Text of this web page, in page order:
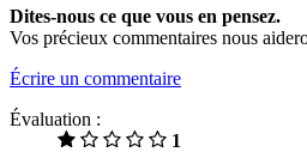
Dites-nous ce que vous en pensez.
Vos précieux commentaires nous
Écrire un commentaire
Évaluation :
1